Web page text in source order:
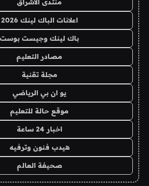
منتدى الاشراق
اعلانات الباك لينك 2026
باك لينك وجيست بوست
مصادر التعليم
مجلة تقنية
يو ان بي الرياضي
موقع حالة للتعليم
اخبار 24 ساعة
هيدب فنون وترفيه
صحيفة العالم